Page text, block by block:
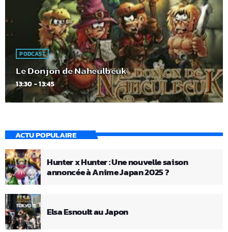
PODCAST
Le Donjon de Naheulbeuk
13:30 - 13:45
ACTU POPULAIRE
Hunter x Hunter : Une nouvelle saison
annoncée à Anime Japan 2025 ?
Elsa Esnoult au Japon